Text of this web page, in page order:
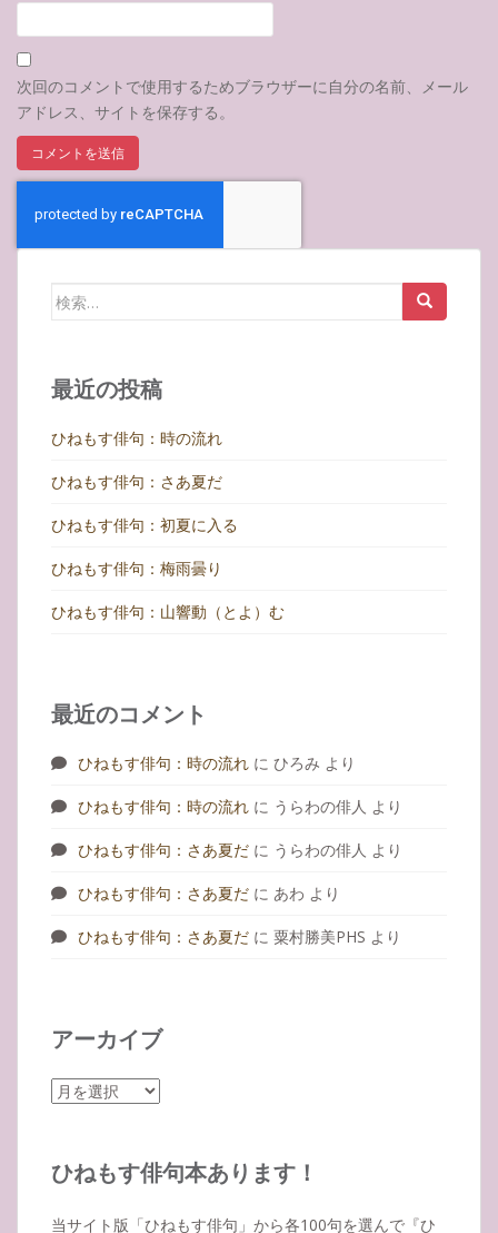
次回のコメントで使用するためブラウザーに自分の名前、メール
アドレス、サイトを保存する。
検
最近の投稿
ひねもす俳句：時の流れ
ひねもす俳句：さあ夏だ
ひねもす俳句：初夏に入る
ひねもす俳句：梅雨曇り
ひねもす俳句：山響動（とよ）む
最近のコメント
ひねもす俳句：時の流れ に ひろみ より
ひねもす俳句：時の流れ に うらわの俳人 より
ひねもす俳句：さあ夏だ に うらわの俳人 より
ひねもす俳句：さあ夏だ に あわ より
ひねもす俳句：さあ夏だ に 粟村勝美PHS より
アーカイブ
ア
イ
ひねもす俳句本あります！
当サイト版「ひねもす俳句」から各100句を選んで『ひ